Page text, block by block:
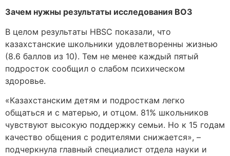
Зачем нужны результаты исследования ВОЗ
В целом результаты HBSC показали, что
казахстанские школьники удовлетворенны жизнью
(8.6 баллов из 10). Тем не менее каждый пятый
подросток сообщил о слабом психическом
здоровье.
«Казахстанским детям и подросткам легко
общаться и с матерью, и отцом. 81% школьников
чувствуют высокую поддержку семьи. Но к 15 годам
качество общения с родителями снижается», –
подчеркнула главный специалист отдела науки и